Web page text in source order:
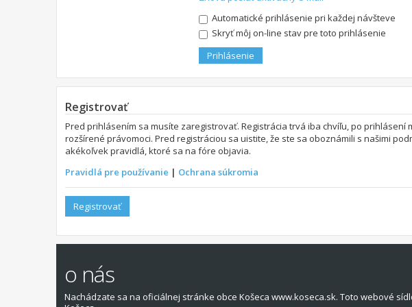
Automatické prihlásenie pri každej návšteve
Skryť môj on-line stav pre toto prihlásenie
Registrovať
Pred prihlásením sa musíte zaregistrovať. Registrácia trvá iba chvíľu, po
rozšírené právomoci. Pred registráciou sa uistite, že ste sa oboznámili s našimi
akékoľvek pravidlá, ktoré sa na fóre objavia.
Pravidlá pre používanie | Ochrana súkromia
Registrovať
o nás
Nachádzate sa na oficiálnej stránke obce Košeca www.koseca.sk. Toto webové